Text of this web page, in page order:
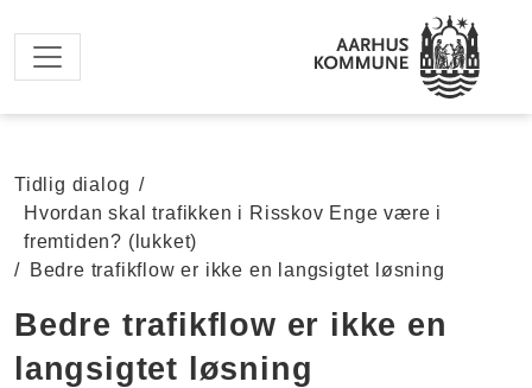
Tidlig dialog /
Hvordan skal trafikken i Risskov Enge være i
fremtiden? (lukket)
/ Bedre trafikflow er ikke en langsigtet løsning
Bedre trafikflow er ikke en
langsigtet løsning